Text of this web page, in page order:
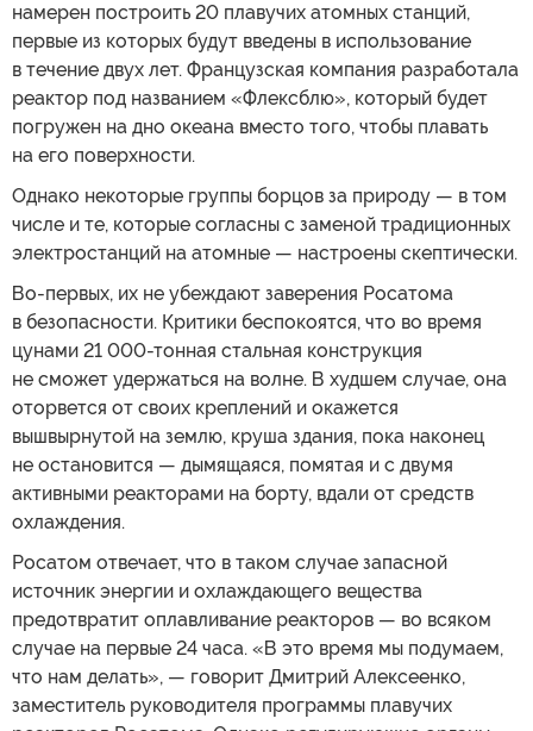
намерен построить 20 плавучих атомных станций,
первые из которых будут введены в использование
в течение двух лет. Французская компания разработала
реактор под названием «Флексблю», который будет
погружен на дно океана вместо того, чтобы плавать
на его поверхности.
Однако некоторые группы борцов за природу — в том
числе и те, которые согласны с заменой традиционных
электростанций на атомные — настроены скептически.
Во-первых, их не убеждают заверения Росатома
в безопасности. Критики беспокоятся, что во время
цунами 21 000-тонная стальная конструкция
не сможет удержаться на волне. В худшем случае, она
оторвется от своих креплений и окажется
вышвырнутой на землю, круша здания, пока наконец
не остановится — дымящаяся, помятая и с двумя
активными реакторами на борту, вдали от средств
охлаждения.
Росатом отвечает, что в таком случае запасной
источник энергии и охлаждающего вещества
предотвратит оплавливание реакторов — во всяком
случае на первые 24 часа. «В это время мы подумаем,
что нам делать», — говорит Дмитрий Алексеенко,
заместитель руководителя программы плавучих